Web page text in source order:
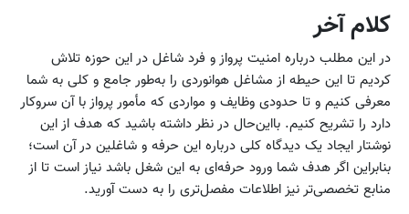
کلام آخر
در این مطلب درباره امنیت پرواز و فرد شاغل در این حوزه تلاش
کردیم تا این حیطه از مشاغل هوانوردی را به‌طور جامع و کلی به شما
معرفی کنیم و تا حدودی وظایف و مواردی که مأمور پرواز با آن سروکار
دارد را تشریح کنیم. بااین‌حال در نظر داشته باشید که هدف از این
نوشتار ایجاد یک دیدگاه کلی درباره این حرفه و شاغلین در آن است؛
بنابراین اگر هدف شما ورود حرفه‌ای به این شغل باشد نیاز است تا از
منابع تخصصی‌تر نیز اطلاعات مفصل‌تری را به دست آورید.